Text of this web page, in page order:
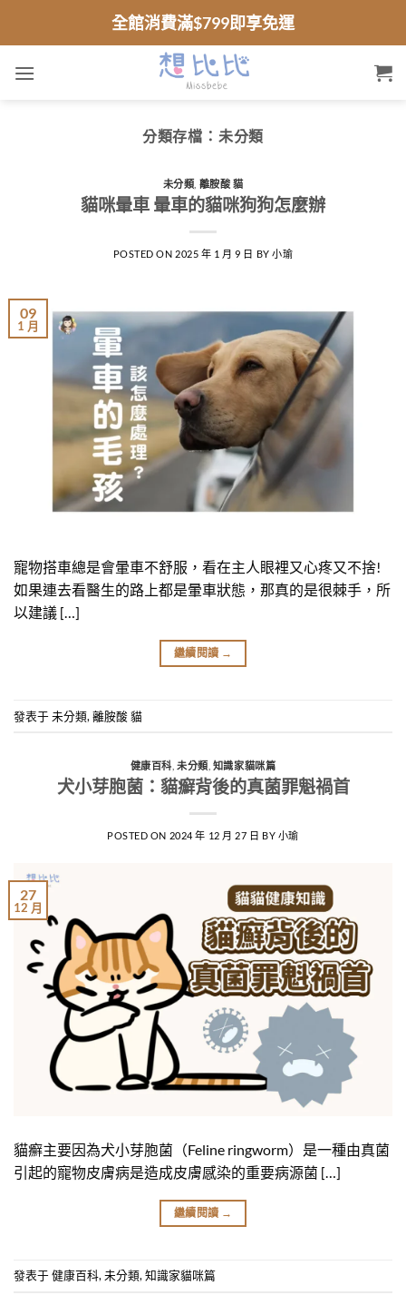
全館消費滿$799即享免運
分類存檔： 未分類
未分類, 離胺酸 貓
貓咪暈車 暈車的貓咪狗狗怎麼辦
POSTED ON 2025 年 1 月 9 日 BY小瑜
09
1 月
寵物搭車總是會暈車不舒服，看在主人眼裡又心疼又不捨!
如果連去看醫生的路上都是暈車狀態，那真的是很棘手，所
以建議 […]
繼續閱讀 →
發表于未分類, 離胺酸 貓
健康百科 ,未分類 知識家貓咪篇
犬小芽胞菌：貓癬背後的真菌罪魁禍首
POSTED ON 2024 年 12 月 27 日 BY 小瑜
27
12 月
貓癬主要因為犬小芽胞菌（Feline ringworm）是一種由真菌
引起的寵物皮膚病是造成皮膚感染的重要病源菌 […]
繼續閱讀 →
發表于健康百科, 未分類, 知識家貓咪篇